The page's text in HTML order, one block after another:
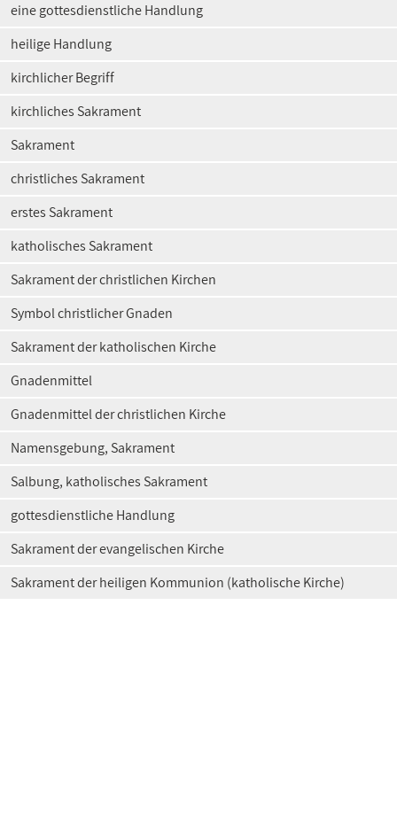
eine gottesdienstliche Handlung
heilige Handlung
kirchlicher Begriff
kirchliches Sakrament
Sakrament
christliches Sakrament
erstes Sakrament
katholisches Sakrament
Sakrament der christlichen Kirchen
Symbol christlicher Gnaden
Sakrament der katholischen Kirche
Gnadenmittel
Gnadenmittel der christlichen Kirche
Namensgebung, Sakrament
Salbung, katholisches Sakrament
gottesdienstliche Handlung
Sakrament der evangelischen Kirche
Sakrament der heiligen Kommunion (katholische Kirche)